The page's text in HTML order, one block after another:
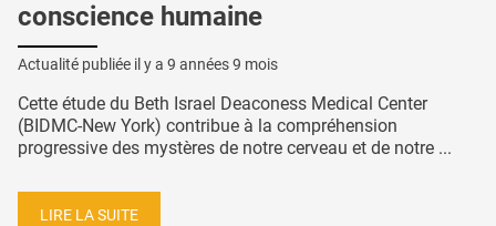
conscience humaine
Actualité publiée il y a 9 années 9 mois
Cette étude du Beth Israel Deaconess Medical Center
(BIDMC-New York) contribue à la compréhension
progressive des mystères de notre cerveau et de notre ...
LIRE LA SUITE